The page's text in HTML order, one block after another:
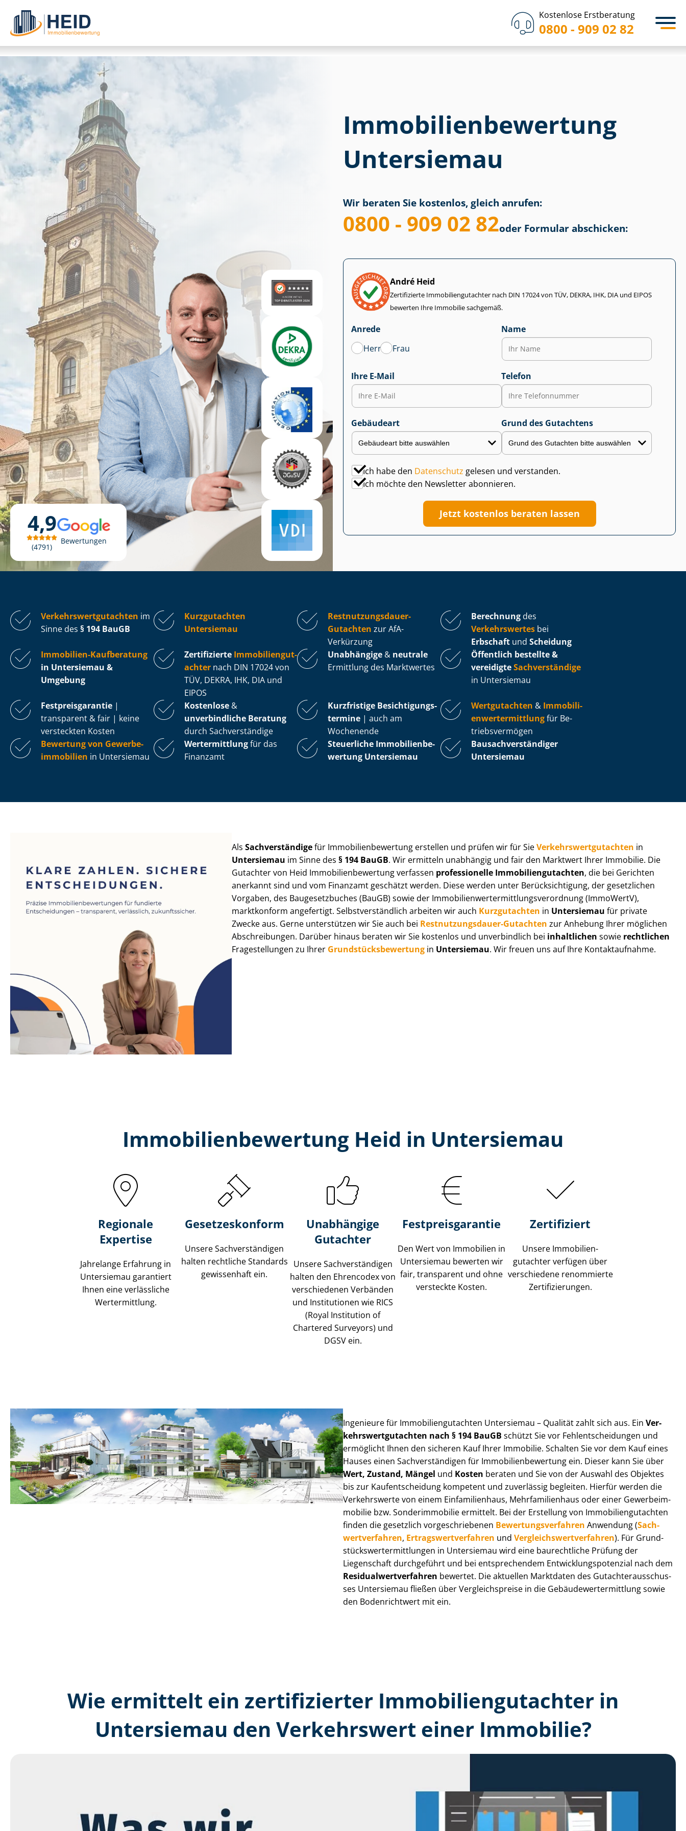
Kostenlose Erstberatung
0800 - 909 02 82
4,9
4791
Bewertungen
Immobilien­bewertung
Untersiemau
Wir beraten Sie kostenlos, gleich anrufen:
0800 - 909 02 82oder Formular abschicken:
André Heid
Zertifizierte Im­mo­bi­li­en­gut­ach­ter nach DIN 17024 von TÜV, DEKRA, IHK, DIA und EIPOS
bewerten Ihre Immobilie sachgemäß.
Anrede
Herr
Frau
Name
Ihre E-Mail Telefon
Gebäudeart Grund des Gutachtens
Ich habe den Datenschutz gelesen und verstanden.
Ich möchte den Newsletter abonnieren.
Jetzt kostenlos beraten lassen
Ver­kehrs­wert­gut­ach­ten im
Sinne des § 194 BauGB
Kurzgutachten
Untersiemau
Rest­nut­zungs­dau­er-
Gutachten zur AfA-
Verkürzung
Berechnung des
Verkehrswertes bei
Erbschaft und Scheidung
Immobilien-Kaufberatung
in Untersiemau &
Umgebung
Zertifizierte Im­mo­bi­li­en­gut­
ach­ter nach DIN 17024 von
TÜV, DEKRA, IHK, DIA und
EIPOS
Unabhängige & neutrale
Ermittlung des Marktwertes
Öffentlich bestellte &
vereidigteSachverständige
in Untersiemau
Fest­preis­ga­ran­tie |
transparent & fair | keine
versteckten Kosten
Kostenlose &
unverbindliche Beratung
durch Sachverständige
Kurzfristige Be­sich­ti­gungs­
ter­mi­ne | auch am
Wochenende
Wertgutachten & Im­mo­bi­li­
en­wert­ermitt­lungfür Be­
triebs­ver­mö­gen
Bewertung von Ge­wer­be­
im­mo­bi­li­en in Untersiemau
Wertermittlungfür das
Finanzamt
Steuerliche Im­mo­bi­li­en­be­
wer­tung Untersiemau
Bau­sach­ver­stän­di­ger
Untersiemau
AlsSachverständigefür Im­mo­bi­li­en­be­wer­tung erstellen und prüfen wir für SieVer­kehrs­wert­gut­ach­ten in
Untersiemau im Sinne des§ 194 BauGB. Wir ermitteln unabhängig und fair den Marktwert Ihrer Immobilie. Die
Gutachter von Heid Im­mo­bi­li­en­be­wer­tung verfassen professionelle Im­mo­bi­li­en­gut­ach­ten, die bei Gerichten
anerkannt sind und vom Finanzamt geschätzt werden. Diese werden unter Be­rück­sich­ti­gung, der gesetzlichen
Vorgaben, des Baugesetzbuches (BauGB) sowie der Im­mo­bi­li­en­wert­ermitt­lungs­ver­ord­nung (ImmoWertV),
marktkonform angefertigt. Selbst­ver­ständ­lich arbeiten wir auch Kurzgutachten in Untersiemau für private
Zwecke aus. Gerne unterstützen wir Sie auch bei Rest­nut­zungs­dau­er-Gutachten zur Anhebung Ihrer möglichen
Abschreibungen. Darüber hinaus beraten wir Sie kostenlos und unverbindlich bei inhaltlichen sowie rechtlichen
Fragestellungen zu Ihrer Grund­stücks­be­wer­tung in Untersiemau. Wir freuen uns auf Ihre Kontaktaufnahme.
Immobilien­bewertung Heid in Untersiemau
Regionale
Expertise
Jahrelange Erfahrung in
Untersiemau garantiert
Ihnen eine verlässliche
Wertermittlung.
Gesetzes­konform
Unsere Sach­ver­stän­di­gen
halten rechtliche Standards
gewissenhaft ein.
Unabhängige
Gutachter
Unsere Sach­ver­stän­di­gen
halten den Ehrencodex von
verschiedenen Verbänden
und Institutionen wie RICS
(Royal Institution of
Chartered Surveyors) und
DGSV ein.
Festpreis​garantie
Den Wert von Immobilien in
Untersiemau bewerten wir
fair, transparent und ohne
versteckte Kosten.
Zertifiziert
Unsere Immobilien­
gutachter verfügen über
verschiedene renommierte
Zer­ti­fi­zie­run­gen.
Ingenieure für Im­mo­bi­li­en­gut­ach­ten Untersiemau – Qualität zahlt sich aus. Ein Ver­
kehrs­wert­gut­ach­ten nach § 194 BauGB schützt Sie vor Fehl­ent­schei­dun­gen und
ermöglicht Ihnen den sicheren Kauf Ihrer Immobilie. Schalten Sie vor dem Kauf eines
Hauses einen Sach­ver­stän­di­gen für Im­mo­bi­li­en­be­wer­tung ein. Dieser kann Sie über
Wert, Zustand, Mängel und Kosten beraten und Sie von der Auswahl des Objektes
bis zur Kauf­ent­schei­dung kompetent und zuverlässig begleiten. Hierfür werden die
Verkehrswerte von einem Einfamilienhaus, Mehr­fa­mi­li­en­haus oder einer Ge­wer­be­im­
mo­bi­lie bzw. Sonderimmobilie ermittelt. Bei der Erstellung von Im­mo­bi­li­en­gut­ach­ten
finden die gesetzlich vor­ge­schrie­be­nen Be­wer­tungs­ver­fah­ren Anwendung (Sach­
wert­ver­fah­ren, Er­trags­wert­ver­fah­ren und Ver­gleichs­wert­ver­fah­ren). Für Grund­
stücks­wert­ermitt­lun­gen in Untersiemau wird eine baurechtliche Prüfung der
Liegenschaft durchgeführt und bei entsprechendem Ent­wick­lungs­po­ten­zi­al nach dem
Re­si­du­al­wert­ver­fah­ren bewertet. Die aktuellen Marktdaten des Gut­ach­ter­aus­schus­
ses Untersiemau fließen über Ver­gleichs­prei­se in die Ge­bäu­de­wert­ermitt­lung sowie
den Bodenrichtwert mit ein.
Wie ermittelt ein zertifizierter Immobilien­gutachter in
Untersiemau den Verkehrswert einer Immobilie?